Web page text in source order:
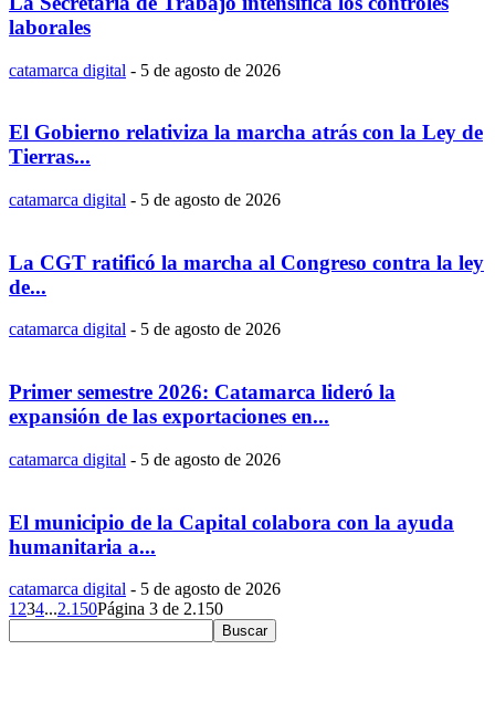
laborales
catamarca digital - 5 de agosto de 2026
El Gobierno relativiza la marcha atrás con la Ley de
Tierras...
catamarca digital - 5 de agosto de 2026
La CGT ratificó la marcha al Congreso contra la ley
de...
catamarca digital - 5 de agosto de 2026
Primer semestre 2026: Catamarca lideró la
expansión de las exportaciones en...
catamarca digital - 5 de agosto de 2026
El municipio de la Capital colabora con la ayuda
humanitaria a...
catamarca digital - 5 de agosto de 2026
1 234...2.150Página 3 de 2.150